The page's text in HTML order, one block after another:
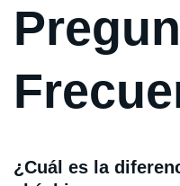
¿Cuál es la